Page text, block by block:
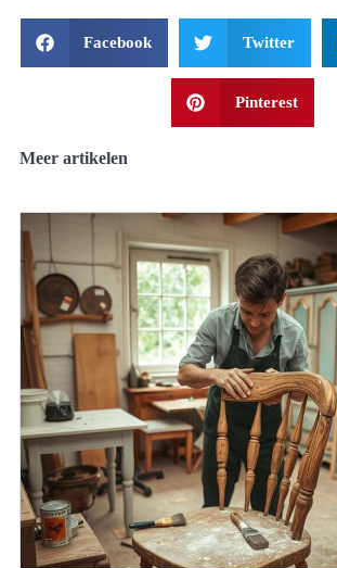
Facebook Twitter
Pinterest
Meer artikelen